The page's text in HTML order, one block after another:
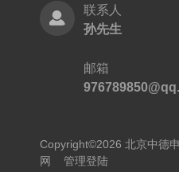
联系人
孙先生
邮箱
Copyright©2026 北京中德
网
管理登陆